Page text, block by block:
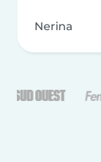
Nerina